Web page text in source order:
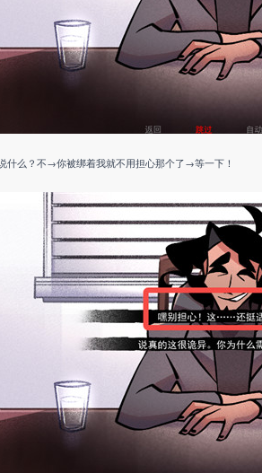
么？不→你被绑着我就不用担心那个了→等一下！